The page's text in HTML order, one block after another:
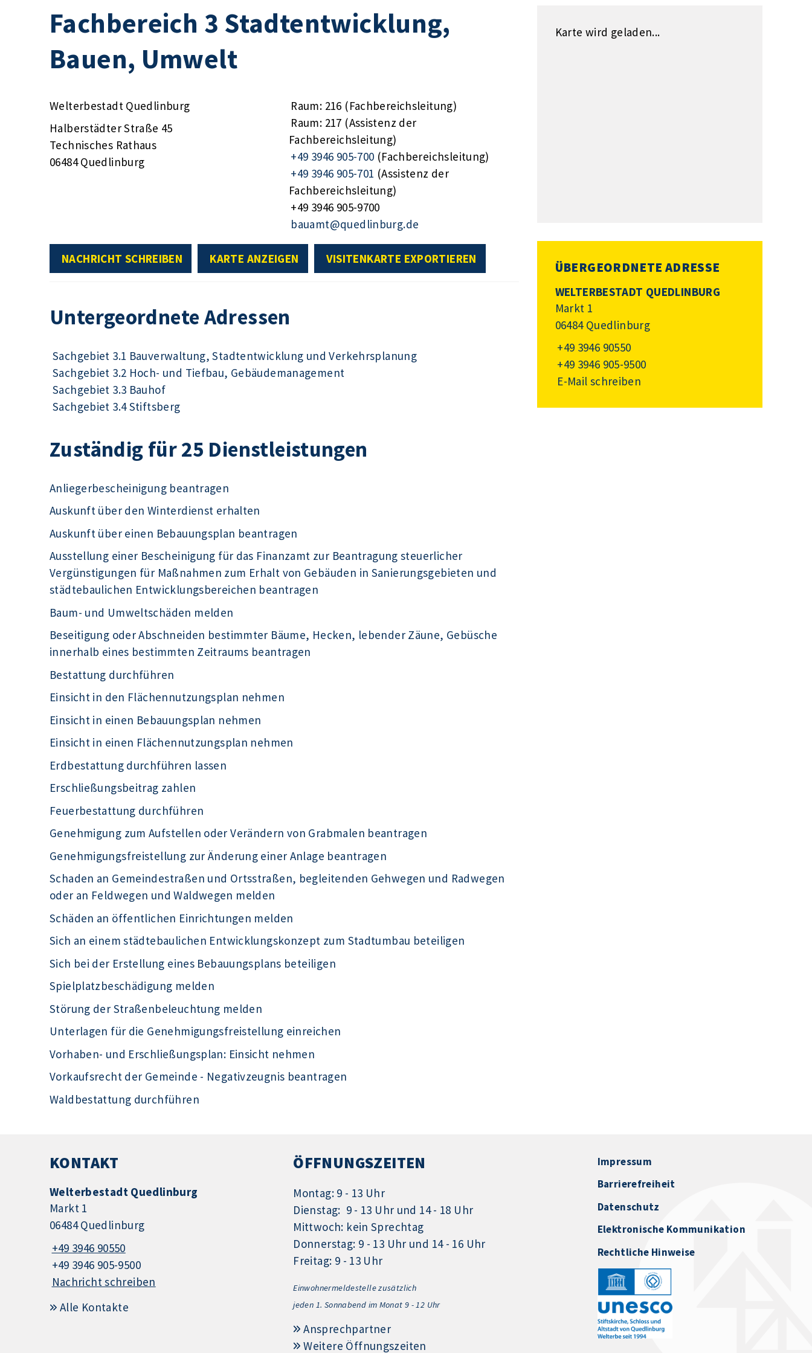
Fachbereich 3 Stadtentwicklung,
Bauen, Umwelt
Welterbestadt Quedlinburg
Halberstädter Straße 45
Technisches Rathaus
06484 Quedlinburg
Raum: 216 (Fachbereichsleitung)
Raum: 217 (Assistenz der
Fachbereichsleitung)
+49 3946 905-700 (Fachbereichsleitung)
+49 3946 905-701 (Assistenz der
Fachbereichsleitung)
+49 3946 905-9700
bauamt@quedlinburg.de
NACHRICHT SCHREIBEN KARTE ANZEIGEN VISITENKARTE EXPORTIEREN
Untergeordnete Adressen
Sachgebiet 3.1 Bauverwaltung, Stadtentwicklung und Verkehrsplanung
Sachgebiet 3.2 Hoch- und Tiefbau, Gebäudemanagement
Sachgebiet 3.3 Bauhof
Sachgebiet 3.4 Stiftsberg
Zuständig für 25 Dienstleistungen
Anliegerbescheinigung beantragen
Auskunft über den Winterdienst erhalten
Auskunft über einen Bebauungsplan beantragen
Ausstellung einer Bescheinigung für das Finanzamt zur Beantragung steuerlicher
Vergünstigungen für Maßnahmen zum Erhalt von Gebäuden in Sanierungsgebieten und
städtebaulichen Entwicklungsbereichen beantragen
Baum- und Umweltschäden melden
Beseitigung oder Abschneiden bestimmter Bäume, Hecken, lebender Zäune, Gebüsche
innerhalb eines bestimmten Zeitraums beantragen
Bestattung durchführen
Einsicht in den Flächennutzungsplan nehmen
Einsicht in einen Bebauungsplan nehmen
Einsicht in einen Flächennutzungsplan nehmen
Erdbestattung durchführen lassen
Erschließungsbeitrag zahlen
Feuerbestattung durchführen
Genehmigung zum Aufstellen oder Verändern von Grabmalen beantragen
Genehmigungsfreistellung zur Änderung einer Anlage beantragen
Schaden an Gemeindestraßen und Ortsstraßen, begleitenden Gehwegen und Radwegen
oder an Feldwegen und Waldwegen melden
Schäden an öffentlichen Einrichtungen melden
Sich an einem städtebaulichen Entwicklungskonzept zum Stadtumbau beteiligen
Sich bei der Erstellung eines Bebauungsplans beteiligen
Spielplatzbeschädigung melden
Störung der Straßenbeleuchtung melden
Unterlagen für die Genehmigungsfreistellung einreichen
Vorhaben- und Erschließungsplan: Einsicht nehmen
Vorkaufsrecht der Gemeinde - Negativzeugnis beantragen
Waldbestattung durchführen
Karte wird geladen...
ÜBERGEORDNETE ADRESSE
WELTERBESTADT QUEDLINBURG
Markt 1
06484 Quedlinburg
+49 3946 90550
+49 3946 905-9500
E-Mail schreiben
KONTAKT
Welterbestadt Quedlinburg
Markt 1
06484 Quedlinburg
+49 3946 90550
+49 3946 905-9500
Nachricht schreiben
Alle Kontakte
ÖFFNUNGSZEITEN
Montag: 9 - 13 Uhr
Dienstag: 9 - 13 Uhr und 14 - 18 Uhr
Mittwoch: kein Sprechtag
Donnerstag: 9 - 13 Uhr und 14 - 16 Uhr
Freitag: 9 - 13 Uhr
Einwohnermeldestelle zusätzlich
jeden 1. Sonnabend im Monat 9 - 12 Uhr
Ansprechpartner
Weitere Öffnungszeiten
Impressum
Barrierefreiheit
Datenschutz
Elektronische Kommunikation
Rechtliche Hinweise